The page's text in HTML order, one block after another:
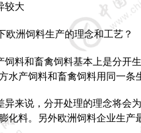
较大
欧洲饲料生产的理念和工艺？
饲料和畜禽饲料基本上是分开
水产饲料和畜禽饲料用同一条
异来说，分开处理的理念将会
化料。另外欧洲饲料企业生